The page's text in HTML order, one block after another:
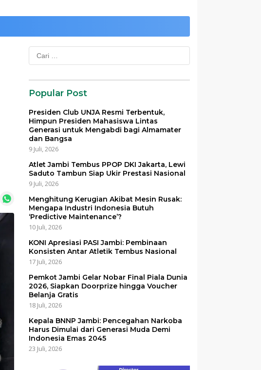
Cari
untuk:
Popular Post
Presiden Club UNJA Resmi Terbentuk,
Himpun Presiden Mahasiswa Lintas
Generasi untuk Mengabdi bagi Almamater
dan Bangsa
9 Juli, 2026
Atlet Jambi Tembus PPOP DKI Jakarta, Lewi
Saduto Tambun Siap Ukir Prestasi Nasional
9 Juli, 2026
Menghitung Kerugian Akibat Mesin Rusak:
Mengapa Industri Indonesia Butuh
‘Predictive Maintenance’?
10 Juli, 2026
KONI Apresiasi PASI Jambi: Pembinaan
Konsisten Antar Atletik Tembus Nasional
17 Juli, 2026
Pemkot Jambi Gelar Nobar Final Piala Dunia
2026, Siapkan Doorprize hingga Voucher
Belanja Gratis
18 Juli, 2026
Kepala BNNP Jambi: Pencegahan Narkoba
Harus Dimulai dari Generasi Muda Demi
Indonesia Emas 2045
23 Juli, 2026